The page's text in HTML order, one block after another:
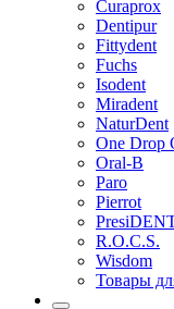
Curaprox
Dentipur
Fittydent
Fuchs
Isodent
Miradent
NaturDent
One Drop
Oral-B
Paro
Pierrot
R.O.C.S.
Wisdom
Товары